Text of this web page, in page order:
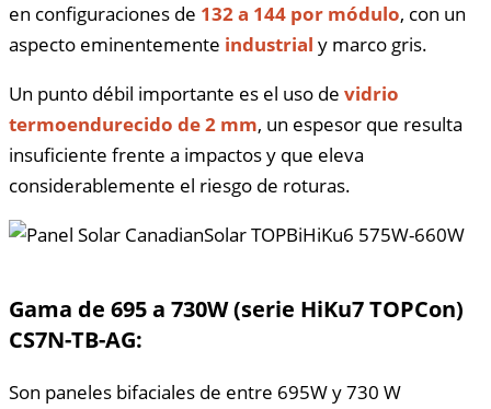
en configuraciones de 132 a 144 por módulo, con un
aspecto eminentemente industrial y marco gris.
Un punto débil importante es el uso de vidrio
termoendurecido de 2 mm, un espesor que resulta
insuficiente frente a impactos y que eleva
considerablemente el riesgo de roturas.
Gama de 695 a 730W (serie HiKu7 TOPCon)
CS7N-TB-AG:
Son paneles bifaciales de entre 695W y 730 W